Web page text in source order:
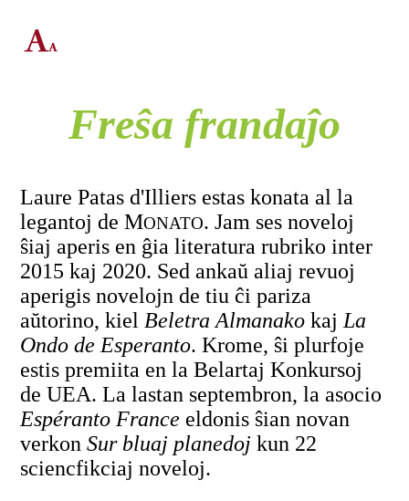
Freŝa frandaĵo
Laure Patas d'Illiers estas konata al la
legantoj de MONATO. Jam ses noveloj
ŝiaj aperis en ĝia literatura rubriko inter
2015 kaj 2020. Sed ankaŭ aliaj revuoj
aperigis novelojn de tiu ĉi pariza
aŭtorino, kiel Beletra Almanako kaj La
Ondo de Esperanto. Krome, ŝi plurfoje
estis premiita en la Belartaj Konkursoj
de UEA. La lastan septembron, la asocio
Espéranto France eldonis ŝian novan
verkonSur bluaj planedoj kun 22
sciencfikciaj noveloj.